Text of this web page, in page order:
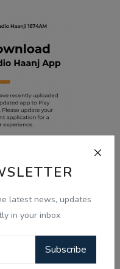
latest news, updates
in your inbox
Subscribe